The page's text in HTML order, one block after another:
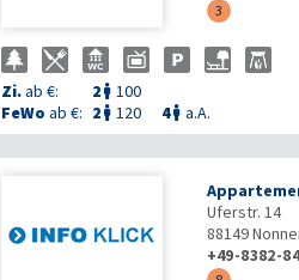
3
Zi.ab €: 2  100
FeWo ab €: 2  120 4 a.A.
Uferstr. 14
88149
+49-8382-